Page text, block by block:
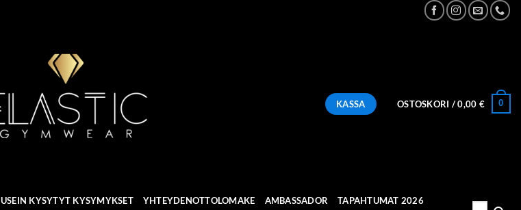
KASSA OSTOSKORI /0,00 € 0
USEIN KYSYTYT KYSYMYKSET YHTEYDENOTTOLOMAKE AMBASSADOR TAPAHTUMAT 2026